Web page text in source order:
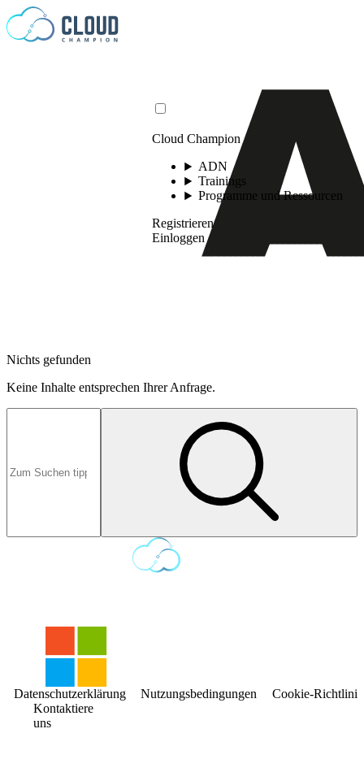
Zum Inhalt springen
Cloud Champion
ADN
Trainings
Programme und Ressourcen
Registrieren
Einloggen
Nichts gefunden
Keine Inhalte entsprechen Ihrer Anfrage.
Kontaktiere
uns
Datenschutzerklärung Nutzungsbedingungen Cookie-Richtlinie